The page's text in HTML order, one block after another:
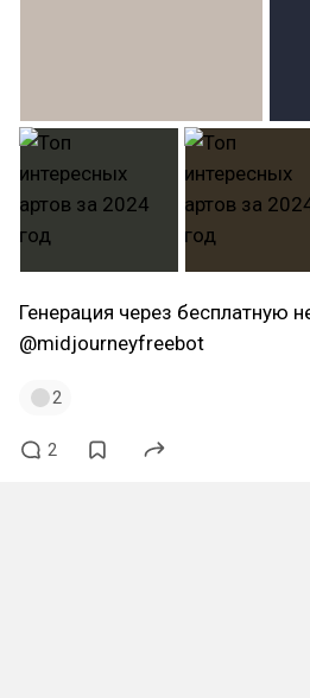
Генерация через бесплатную
@midjourneyfreebot
2
2